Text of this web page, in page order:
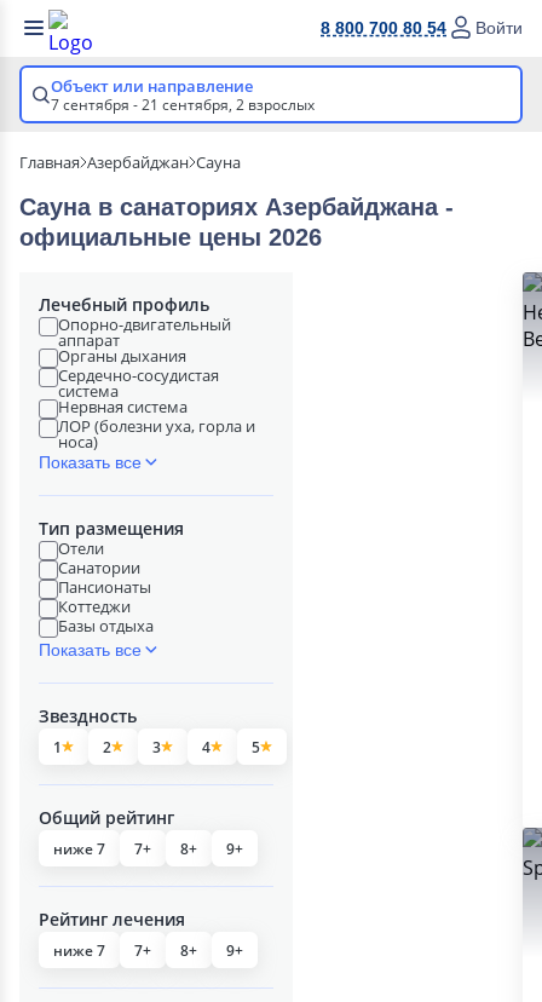
8 800 700 80 54 Войти
Объект или направление
7 сентября - 21 сентября, 2 взрослых
Главная Азербайджан Сауна
Сауна в cанаториях Азербайджана -
официальные цены 2026
Лечебный профиль
Опорно-двигательный
аппарат
Органы дыхания
Сердечно-сосудистая
система
Нервная система
ЛОР (болезни уха, горла и
носа)
Показать все
Тип размещения
Отели
Санатории
Пансионаты
Коттеджи
Базы отдыха
Показать все
Звездность
1 2 3 4 5
Общий рейтинг
ниже 7 7+ 8+ 9+
Рейтинг лечения
ниже 7 7+ 8+ 9+